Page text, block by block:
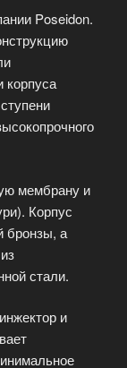
Poseidon.
корпуса
мембрану и
Корпус
бронзы, а
стали.
и